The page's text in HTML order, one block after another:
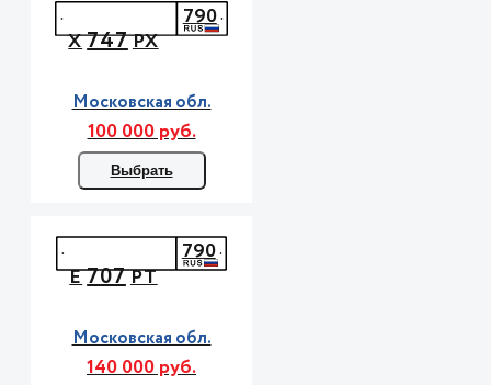
Х747РХ
790
Московская обл.
100 000 руб.
Выбрать
Е707РТ
790
Московская обл.
140 000 руб.